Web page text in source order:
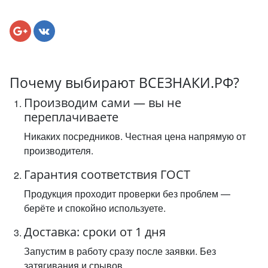
Почему выбирают ВСЕЗНАКИ.РФ?
Производим сами — вы не
переплачиваете
Никаких посредников. Честная цена напрямую от
производителя.
Гарантия соответствия ГОСТ
Продукция проходит проверки без проблем —
берёте и спокойно используете.
Доставка: сроки от 1 дня
Запустим в работу сразу после заявки. Без